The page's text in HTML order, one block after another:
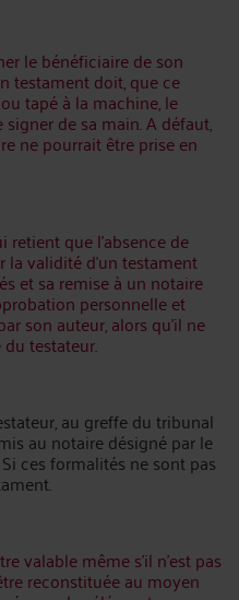
le bénéficiaire de son
testament doit, que ce
tapé à la machine, le
de sa main. A défaut,
ne pourrait être prise en
retient que l’absence de
validité d’un testament
et sa remise à un notaire
personnelle et
son auteur, alors qu’il ne
testateur.
au greffe du tribunal
au notaire désigné par le
ces formalités ne sont pas
valable même s’il n’est pas
reconstituée au moyen